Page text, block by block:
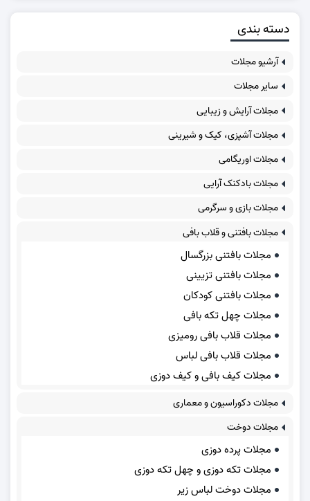
دسته بندی
آرشیو مجلات
سایر مجلات
مجلات آرایش و زیبایی
مجلات آشپزی، کیک و شیرینی
مجلات اوریگامی
مجلات بادکنک آرایی
مجلات بازی و سرگرمی
مجلات بافتنی و قلاب بافی
مجلات بافتنی بزرگسال
مجلات بافتنی تزیینی
مجلات بافتنی کودکان
مجلات چهل تکه بافی
مجلات قلاب بافی رومیزی
مجلات قلاب بافی لباس
مجلات کیف بافی و کیف دوزی
مجلات دکوراسیون و معماری
مجلات دوخت
مجلات پرده دوزی
مجلات تکه دوزی و چهل تکه دوزی
مجلات دوخت لباس زیر